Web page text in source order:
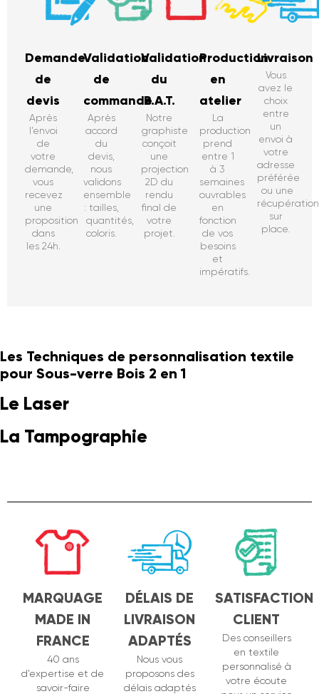
Demande
de
devis
Après
l’envoi
de
votre
demande,
vous
recevez
une
proposition
dans
les 24h.
Validation
de
commande
Après
accord
du
devis,
nous
validons
ensemble
: tailles,
quantités,
coloris.
Validation
du
B.A.T.
Notre
graphiste
conçoit
une
projection
2D du
rendu
final de
votre
projet.
Production
en
atelier
La
production
prend
entre 1
à 3
semaines
ouvrables
en
fonction
de vos
besoins
et
impératifs.
Livraison
Vous
avez le
choix
entre
un
envoi à
votre
adresse
préférée
ou une
récupération
sur
place.
Les Techniques de personnalisation textile
pour Sous-verre Bois 2 en 1
Le Laser
La Tampographie
MARQUAGE
MADE IN
FRANCE
40 ans
d’expertise et de
savoir-faire
DÉLAIS DE
LIVRAISON
ADAPTÉS
Nous vous
proposons des
délais adaptés
SATISFACTION
CLIENT
Des conseillers
en textile
personnalisé à
votre écoute